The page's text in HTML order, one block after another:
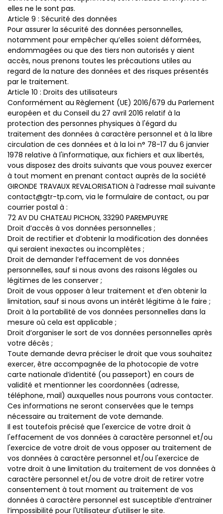
elles ne le sont pas.
Article 9 : Sécurité des données
Pour assurer la sécurité des données personnelles,
notamment pour empêcher qu’elles soient déformées,
endommagées ou que des tiers non autorisés y aient
accès, nous prenons toutes les précautions utiles au
regard de la nature des données et des risques présentés
par le traitement.
Article 10 : Droits des utilisateurs
Conformément au Règlement (UE) 2016/679 du Parlement
européen et du Conseil du 27 avril 2016 relatif à la
protection des personnes physiques à l'égard du
traitement des données à caractère personnel et à la libre
circulation de ces données et à la loi n° 78-17 du 6 janvier
1978 relative à l'informatique, aux fichiers et aux libertés,
vous disposez des droits suivants que vous pouvez exercer
à tout moment en prenant contact auprès de la société
GIRONDE TRAVAUX REVALORISATION à l’adresse mail suivante
contact@gtr-tp.com, via le formulaire de contact, ou par
courrier postal à :
72 AV DU CHATEAU PICHON, 33290 PAREMPUYRE
Droit d’accès à vos données personnelles ;
Droit de rectifier et d’obtenir la modification des données
qui seraient inexactes ou incomplètes ;
Droit de demander l’effacement de vos données
personnelles, sauf si nous avons des raisons légales ou
légitimes de les conserver ;
Droit de vous opposer à leur traitement et d’en obtenir la
limitation, sauf si nous avons un intérêt légitime à le faire ;
Droit à la portabilité de vos données personnelles dans la
mesure où cela est applicable ;
Droit d’organiser le sort de vos données personnelles après
votre décès ;
Toute demande devra préciser le droit que vous souhaitez
exercer, être accompagnée de la photocopie de votre
carte nationale d’identité (ou passeport) en cours de
validité et mentionner les coordonnées (adresse,
téléphone, mail) auxquelles nous pourrons vous contacter.
Ces informations ne seront conservées que le temps
nécessaire au traitement de vote demande.
Il est toutefois précisé que l'exercice de votre droit à
l'effacement de vos données à caractère personnel et/ou
l'exercice de votre droit de vous opposer au traitement de
vos données à caractère personnel et/ou l'exercice de
votre droit à une limitation du traitement de vos données à
caractère personnel et/ou de votre droit de retirer votre
consentement à tout moment au traitement de vos
données à caractère personnel est susceptible d’entrainer
l’impossibilité pour l'Utilisateur d'utiliser le site.